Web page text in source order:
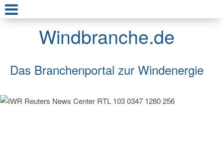
Windbranche.de
Das Branchenportal zur Windenergie